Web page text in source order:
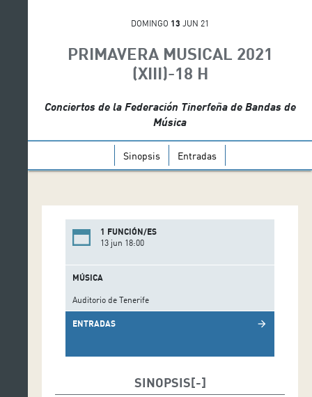
DOMINGO 13 JUN 21
PRIMAVERA MUSICAL 2021
(XIII)-18 H
Conciertos de la Federación Tinerfeña de Bandas de
Música
Sinopsis Entradas
1 FUNCIÓN/ES
13 jun 18:00
MÚSICA
Auditorio de Tenerife
(Sala Sinfónica)
ENTRADAS arrow_forward
SINOPSIS